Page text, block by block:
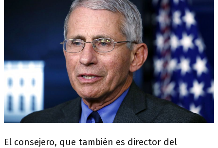
El consejero, que también es director del